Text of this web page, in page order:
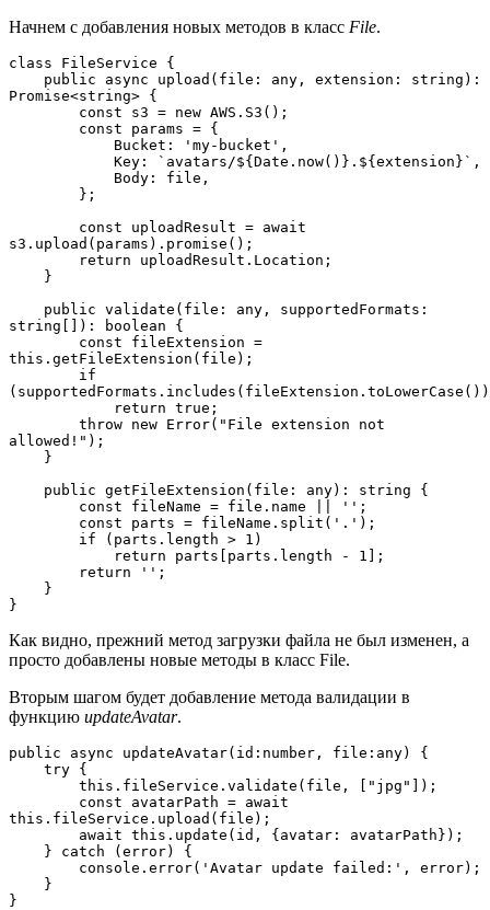
Начнем с добавления новых методов в класс File.
class FileService {
Promise<string> {
        const s3 = new AWS.S3();
        const params = {
            Bucket: 'my-bucket',
            Key: `avatars/${Date.now()}.${extension}`,
            Body: file,
        };
s3.upload(params).promise();
        return uploadResult.Location;
    }
string[]): boolean {
this.getFileExtension(file);
            return true;
allowed!");
    }
    public getFileExtension(file: any): string {
        const fileName = file.name || '';
        const parts = fileName.split('.');
        if (parts.length > 1)
            return parts[parts.length - 1];
        return '';
    }
}
Как видно, прежний метод загрузки файла не был изменен, а
просто добавлены новые методы в класс File.
Вторым шагом будет добавление метода валидации в
функцию updateAvatar.
public async updateAvatar(id:number, file:any) {
    try {
        this.fileService.validate(file, ["jpg"]);
this.fileService.upload(file);
        await this.update(id, {avatar: avatarPath});
    } catch (error) {
        console.error('Avatar update failed:', error);
    }
}